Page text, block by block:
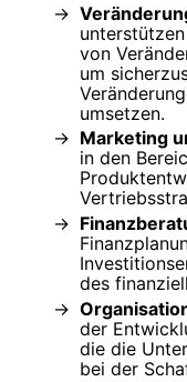
von
um
umsetzen.
Marketing
in den
des
der
die die
bei der